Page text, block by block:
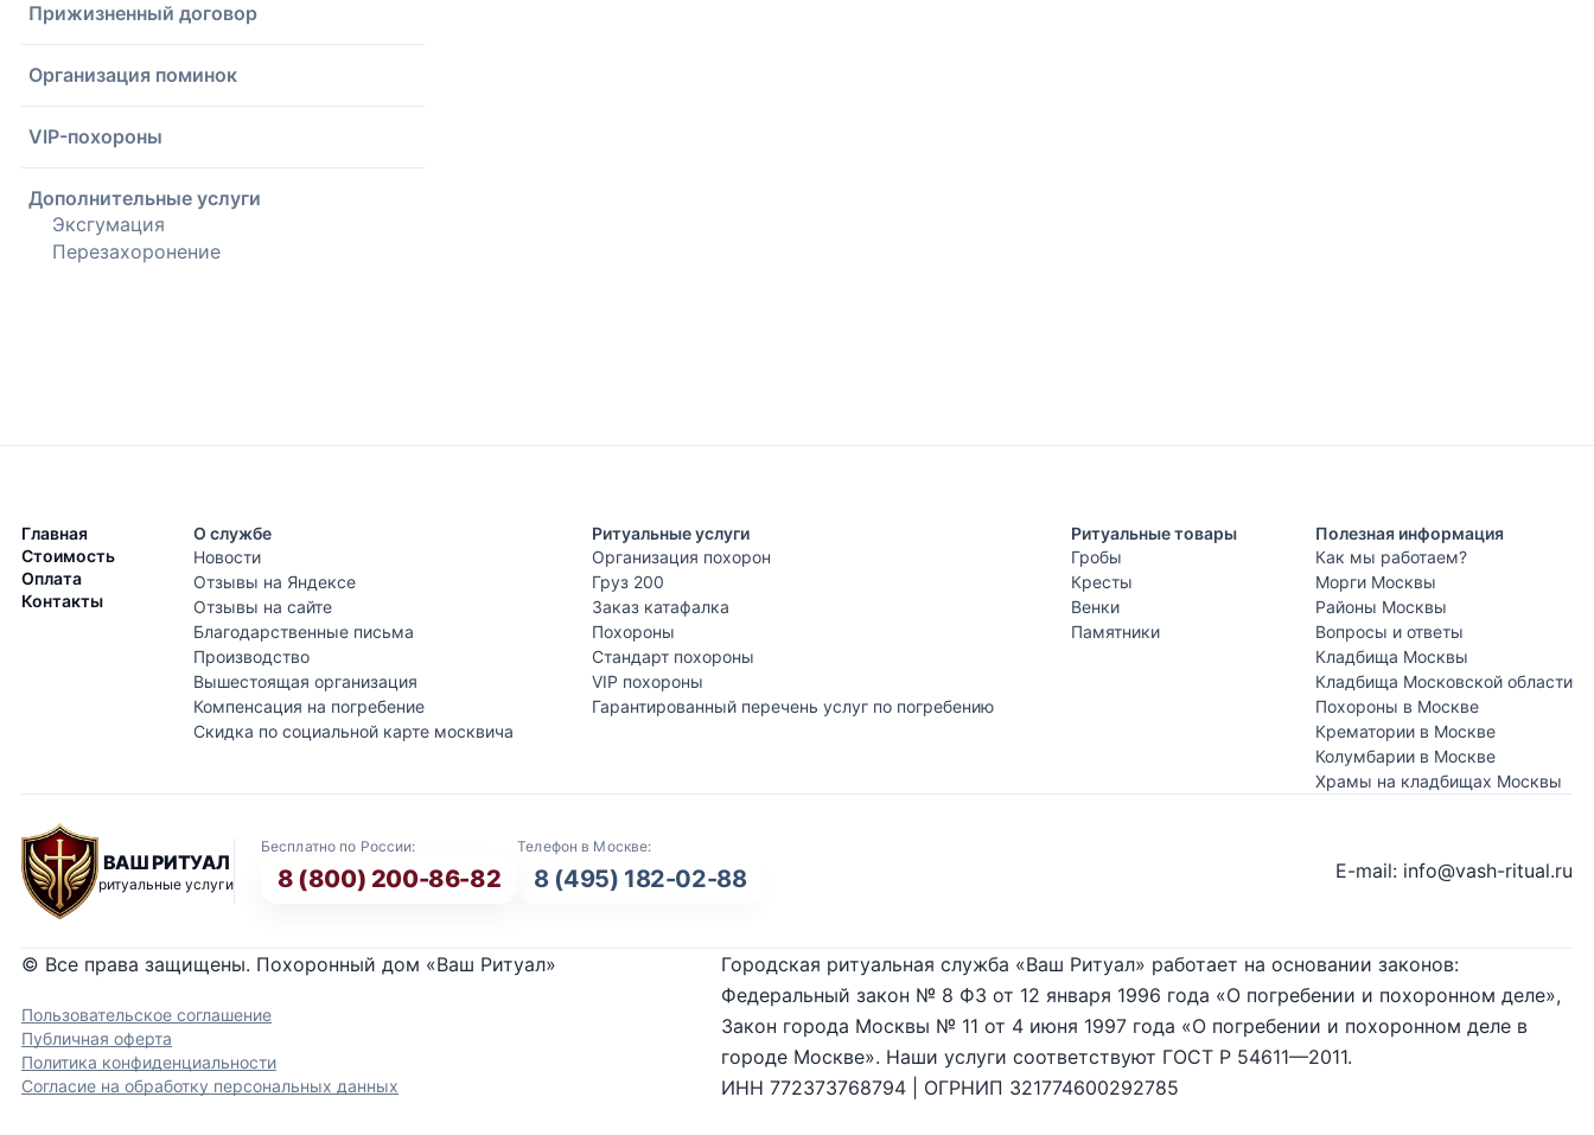
Прижизненный договор
Организация поминок
VIP-похороны
Дополнительные услуги
Эксгумация
Перезахоронение
Главная
Стоимость
Оплата
Контакты
О службе
Новости
Отзывы на Яндексе
Отзывы на сайте
Благодарственные письма
Производство
Вышестоящая организация
Компенсация на погребение
Скидка по социальной карте москвича
Ритуальные услуги
Организация похорон
Груз 200
Заказ катафалка
Похороны
Стандарт похороны
VIP похороны
Гарантированный перечень услуг по погребению
Ритуальные товары
Гробы
Кресты
Венки
Памятники
Полезная информация
Как мы работаем?
Морги Москвы
Районы Москвы
Вопросы и ответы
Кладбища Москвы
Кладбища Московской области
Похороны в Москве
Крематории в Москве
Колумбарии в Москве
Храмы на кладбищах Москвы
ВАШ РИТУАЛ
ритуальные услуги
Бесплатно по России:
8 (800) 200-86-82
Телефон в Москве:
8 (495) 182-02-88 E-mail: info@vash-ritual.ru
© Все права защищены. Похоронный дом «Ваш Ритуал»
Пользовательское соглашение
Публичная оферта
Политика конфиденциальности
Согласие на обработку персональных данных
Городская ритуальная служба «Ваш Ритуал» работает на основании законов:
Федеральный закон № 8 ФЗ от 12 января 1996 года «О погребении и похоронном деле»,
Закон города Москвы № 11 от 4 июня 1997 года «О погребении и похоронном деле в
городе Москве». Наши услуги соответствуют ГОСТ Р 54611—2011.
ИНН 772373768794 | ОГРНИП 321774600292785